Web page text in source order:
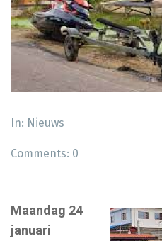
In: Nieuws
Comments: 0
Maandag 24
januari